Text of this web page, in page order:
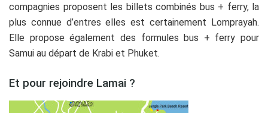
compagnies proposent les billets combinés bus + ferry, la
plus connue d’entres elles est certainement Lomprayah.
Elle propose également des formules bus + ferry pour
Samui au départ de Krabi et Phuket.
Et pour rejoindre Lamai ?